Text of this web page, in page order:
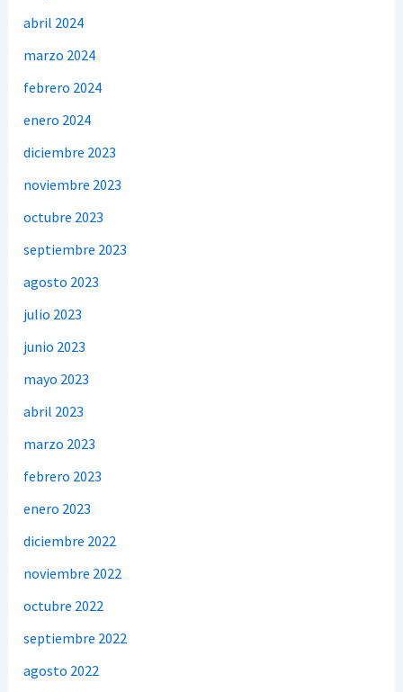
abril 2024
marzo 2024
febrero 2024
enero 2024
diciembre 2023
noviembre 2023
octubre 2023
septiembre 2023
agosto 2023
julio 2023
junio 2023
mayo 2023
abril 2023
marzo 2023
febrero 2023
enero 2023
diciembre 2022
noviembre 2022
octubre 2022
septiembre 2022
agosto 2022